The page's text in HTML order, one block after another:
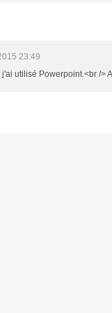
23:49
utilisé Powerpoint.<br />